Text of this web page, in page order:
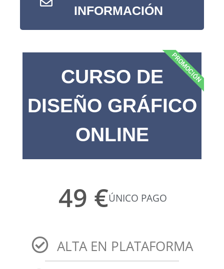
INFORMACIÓN
CURSO DE
DISEÑO GRÁFICO
ONLINE
49 €ÚNICO PAGO
ALTA EN PLATAFORMA
PROMOCIÓN